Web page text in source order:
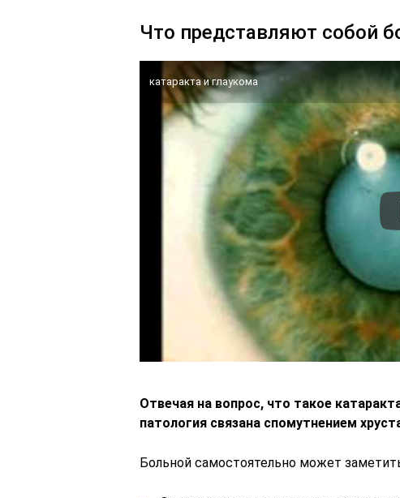
Что представляют собой
катаракта и глаукома
Отвечая на вопрос, что такое
патология связана спомутнением
Больной самостоятельно может